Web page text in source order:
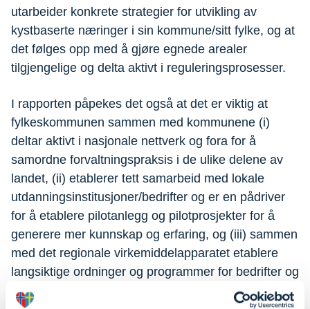
utarbeider konkrete strategier for utvikling av
kystbaserte næringer i sin kommune/sitt fylke, og at
det følges opp med å gjøre egnede arealer
tilgjengelige og delta aktivt i reguleringsprosesser.
I rapporten påpekes det også at det er viktig at
fylkeskommunen sammen med kommunene (i)
deltar aktivt i nasjonale nettverk og fora for å
samordne forvaltningspraksis i de ulike delene av
landet, (ii) etablerer tett samarbeid med lokale
utdanningsinstitusjoner/bedrifter og er en pådriver
for å etablere pilotanlegg og pilotprosjekter for å
generere mer kunnskap og erfaring, og (iii) sammen
med det regionale virkemiddelapparatet etablere
langsiktige ordninger og programmer for bedrifter og
enkeltpersoner som ønsker å satse på kystbasert